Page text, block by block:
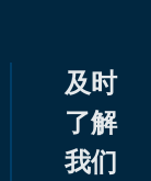
及时
了解
我们